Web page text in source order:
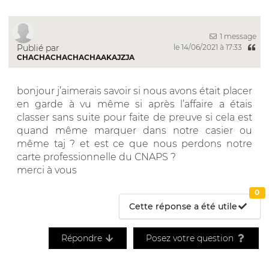
Publié par
CHACHACHACHACHAAKAJZJA
1 message
le 14/06/2021 à 17:33
bonjour j’aimerais savoir si nous avons était placer
en garde à vu même si après l’affaire a étais
classer sans suite pour faite de preuve si cela est
quand même marquer dans notre casier ou
même taj ? et est ce que nous perdons notre
carte professionnelle du CNAPS ?
merci à vous
Cette réponse a été utile
0
Répondre Posez votre question